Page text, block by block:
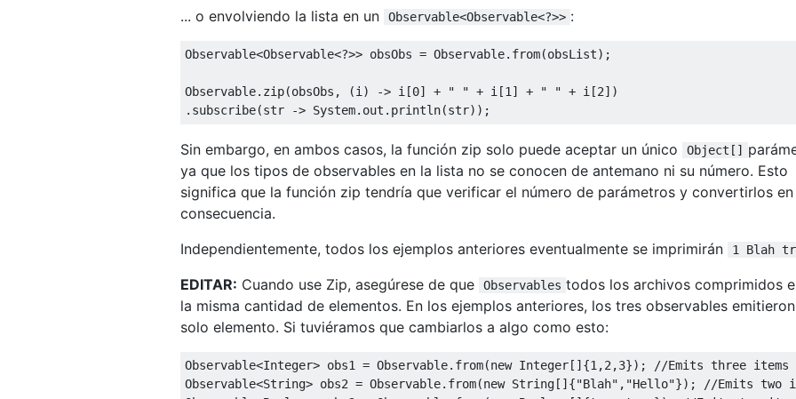
... o envolviendo la lista en un Observable<Observable<?>> :
Observable<Observable<?>> obsObs = Observable.from(obsList);
Observable.zip(obsObs, (i) -> i[0] + " " + i[1 ] + " " + i[2])
Sin embargo, en ambos casos, la función zip solo puede aceptar un único Object[]
ya que los tipos de observables en la lista no se conocen de antemano ni su número. Esto
significa que la función zip tendría que verificar el número de parámetros y convertirlos en
consecuencia.
Independientemente, todos los ejemplos anteriores eventualmente se imprimirán
1 Blah
EDITAR: Cuando use Zip, asegúrese de que Observables todos los archivos comprimidos
la misma cantidad de elementos. En los ejemplos anteriores, los tres observables
solo elemento. Si tuviéramos que cambiarlos a algo como esto:
Observable<Integer> obs1 = Observable.from(new Integer[]{1 ,2 ,3});
//Emits three items
Observable<String> obs2 = Observable.from(new String[]{"Blah" , "Hello"});
//Emits two